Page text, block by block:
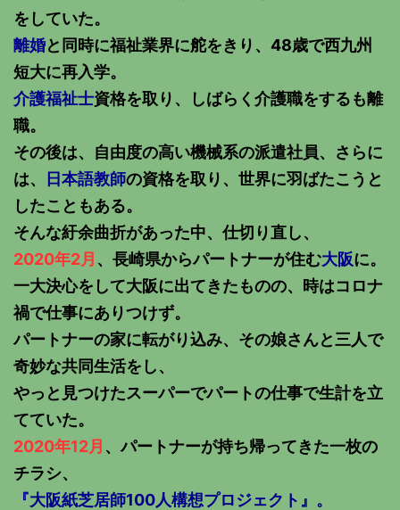
をしていた。
離婚と同時に福祉業界に舵をきり、48歳で西九州
短大に再入学。
介護福祉士資格を取り、しばらく介護職をするも離
職。
その後は、自由度の高い機械系の派遣社員、さらに
は、
日本語教師の資格を取り、世界に羽ばたこうと
したこともある。
そんな紆余曲折があった中、仕切り直し、
2020年2月 、長崎県からパートナーが住む大阪に。
一大決心をして大阪に出てきたものの、時はコロナ
禍で仕事にありつけず。
パートナーの家に転がり込み、その娘さんと三人で
奇妙な共同生活をし、
やっと見つけたスーパーでパートの仕事で生計を立
てていた。
2020年12月 、パートナーが持ち帰ってきた一枚の
チラシ、
『大阪紙芝居師100人構想プロジェクト』。